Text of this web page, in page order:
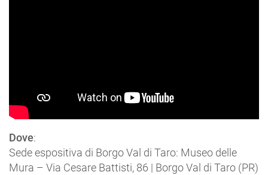
Dove:
Sede espositiva di Borgo Val di Taro: Museo delle
Mura – Via Cesare Battisti, 86 | Borgo Val di Taro (PR)